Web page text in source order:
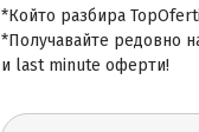
*Който разбира
*Получавайте редовно
и last minute оферти!